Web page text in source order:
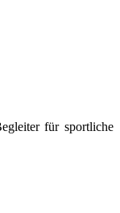
für sportliche